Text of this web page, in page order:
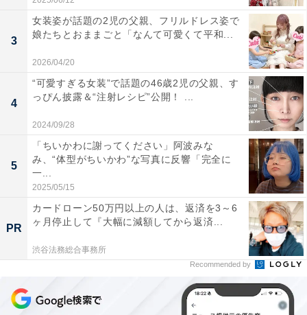
3
女装姿が話題の2児の父親、フリルドレス姿で
娘たちとおままごと「なんて可愛くて平和...
2026/04/20
4
“可愛すぎる女装”で話題の46歳2児の父親、す
っぴん披露＆“注射レシピ”公開！ ...
2024/09/28
5
「ちいかわに謝ってください」阿波みな
み、“体型がちいかわ”な写真に反響「完全に
一...
2025/05/15
PR
カードローン50万円以上の人は、返済を3～6
ヶ月停止して『大幅に減額してから返済...
渋谷法務総合事務所
Recommended by